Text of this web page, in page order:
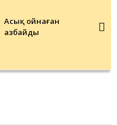
Асық ойнаған
азбайды